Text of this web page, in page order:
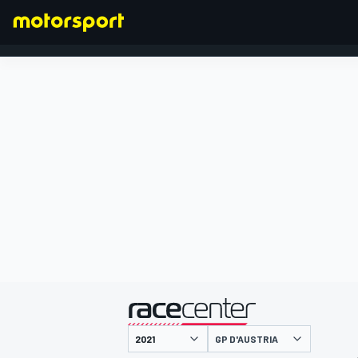
presentato da
GP D'AUSTRIA